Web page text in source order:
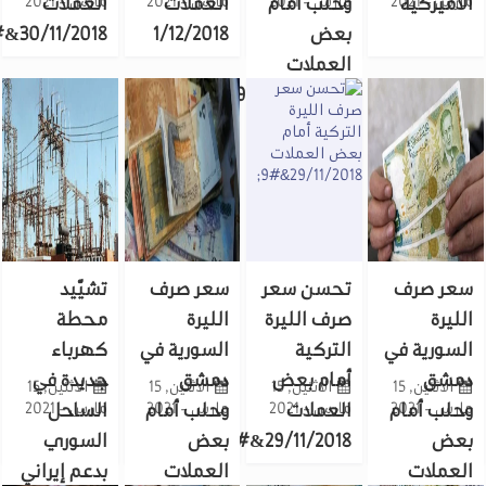
بعض
العملات
1/12/2018&#9;
1/12/2018
30/11/2018&#9;
صرف
في
أمام
الاثنين, 15
- 2021
تحسن سعر
صرف الليرة
التركية
أمام بعض
العملات
29/11/2018&#9;
الاثنين, 15
مارس - 2021
سعر صرف
الليرة
السورية في
دمشق
وحلب أمام
بعض
العملات
الاثنين, 15
مارس - 2021
تشيّيد
محطة
كهرباء
جديدة في
الساحل
السوري
بدعم إيراني
الاثنين, 15
مارس - 2021